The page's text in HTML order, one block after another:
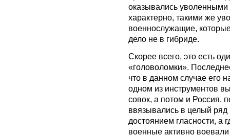
оказывались
характерно, такими же
военнослужащие,
дело не в гибриде.
Скорее всего, это есть
«головоломки».
что в данном случае его
одном из инструментов
совок, а потом и Россия,
ввязывались в целый ряд
достоянием гласности, а
военные активно